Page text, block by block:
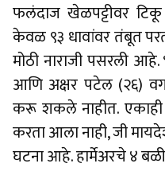
फलंदाज खेळपट्टीवर
केवळ ९३ धावांवर तंबूत
मोठी नाराजी पसरली
आणि अक्षर पटेल (२६)
करू शकले नाहीत. एकाही
करता आला नाही, जी
घटना आहे. हार्मेअरचे ४